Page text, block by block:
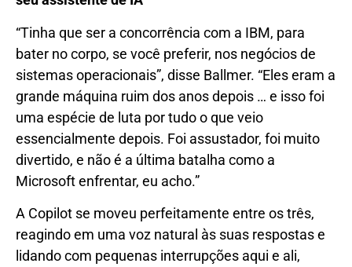
“Tinha que ser a concorrência com a IBM, para
bater no corpo, se você preferir, nos negócios de
sistemas operacionais”, disse Ballmer. “Eles eram a
grande máquina ruim dos anos depois … e isso foi
uma espécie de luta por tudo o que veio
essencialmente depois. Foi assustador, foi muito
divertido, e não é a última batalha como a
Microsoft enfrentar, eu acho.”
A Copilot se moveu perfeitamente entre os três,
reagindo em uma voz natural às suas respostas e
lidando com pequenas interrupções aqui e ali,